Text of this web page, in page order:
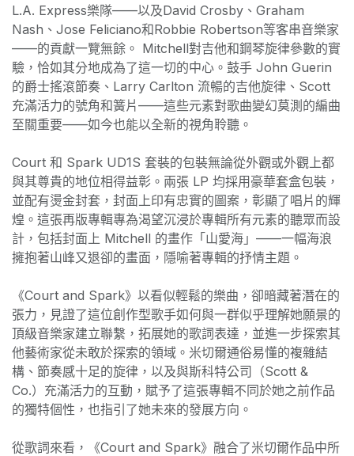
L.A. Express樂隊——以及David Crosby、Graham
Nash、Jose Feliciano和Robbie Robertson等客串音樂家
——的貢獻一覽無餘。 Mitchell對吉他和鋼琴旋律參數的實
驗，恰如其分地成為了這一切的中心。鼓手 John Guerin
的爵士搖滾節奏、Larry Carlton 流暢的吉他旋律、Scott
充滿活力的號角和簧片——這些元素對歌曲變幻莫測的編曲
至關重要——如今也能以全新的視角聆聽。
Court 和 Spark UD1S 套裝的包裝無論從外觀或外觀上都
與其尊貴的地位相得益彰。兩張 LP 均採用豪華套盒包裝，
並配有燙金封套，封面上印有忠實的圖案，彰顯了唱片的輝
煌。這張再版專輯專為渴望沉浸於專輯所有元素的聽眾而設
計，包括封面上 Mitchell 的畫作「山愛海」——一幅海浪
擁抱著山峰又退卻的畫面，隱喻著專輯的抒情主題。
《Court and Spark》以看似輕鬆的樂曲，卻暗藏著潛在的
張力，見證了這位創作型歌手如何與一群似乎理解她願景的
頂級音樂家建立聯繫，拓展她的歌詞表達，並進一步探索其
他藝術家從未敢於探索的領域。米切爾通俗易懂的複雜結
構、節奏感十足的旋律，以及與斯科特公司（Scott &
Co.）充滿活力的互動，賦予了這張專輯不同於她之前作品
的獨特個性，也指引了她未來的發展方向。
從歌詞來看，《Court and Spark》融合了米切爾作品中所